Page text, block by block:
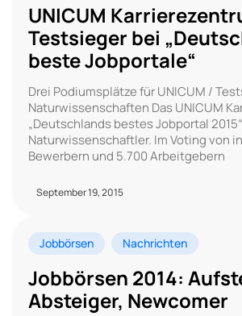
UNICUM
Testsieger bei
beste Jobportale“
Drei Podiumsplätze für UNICUM /
Naturwissenschaften Das UNICUM
„Deutschlands bestes Jobportal
Naturwissenschaftler. Im Voting von
Bewerbern und 5.700 Arbeitgebern
September 19, 2015
Jobbörsen Nachrichten
Jobbörsen 2014:
Absteiger, Newcomer